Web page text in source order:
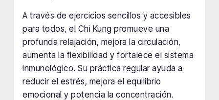
A través de ejercicios sencillos y accesibles
para todos, el Chi Kung promueve una
profunda relajación, mejora la circulación,
aumenta la flexibilidad y fortalece el sistema
inmunológico. Su práctica regular ayuda a
reducir el estrés, mejora el equilibrio
emocional y potencia la concentración.